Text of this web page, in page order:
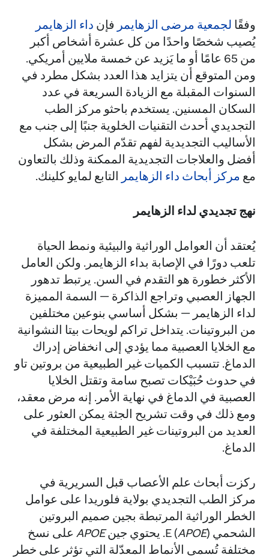
وفقًا لجمعية مرضى الزهايمر فإن داء الزهايمر
يُصيب شخصًا واحدًا من كل عشرة أشخاص أكبر
من 65 عامًا أو ما يَزيد عن خمسة ملايين أمريكي.
ومن المتوقع أن يتزايد هذا العدد بشكل مطرد في
السنوات المقبلة مع الزيادة السريعة في عدد
السكان المسنين. يستخدم باحثو مركز الطب
التجديدي أحدث التقنيات الخلوية جنبًا إلى جنب مع
الأساليب التجديدية لفهم تقدّم المرض بشكل
أفضل والعلاجات التجديدية الممكنة وذلك بالتعاون
مع مركز أبحاث داء الزهايمر التابع لمايو كلينك.
نهج تجديدي لداء الزهايمر
يُعتقد أن العوامل الوراثية والبيئية ونمط الحياة
تلعب دورًا في الإصابة بداء الزهايمر. ولكن العامل
الأكثر خطورة هو التقدم في السن. يرتبط تدهور
الجهاز العصبي وتراجع الذاكرة — السمة المميزة
لداء الزهايمر — بشكل أساسي بنوعين مختلفين
من البروتينات. يتداخل تراكم لويحات بيتا النشوانية
مع الخلايا العصبية مما يؤدي إلى انخفاض إدراك
الدماغ. تتسبب الكميات غير الطبيعية من بروتين تاو
في حدوث حُبَيْكات تصبح سامة وتقتل الخلايا
العصبية في الدماغ في نهاية الأمر. إنه مرض معقد،
ومع ذلك في وقت تشريح الجثة يمكن العثور على
العديد من البروتينات غير الطبيعية المختلفة في
الدماغ.
ركزت أبحاث علم الأعصاب قبل السريرية في
مركز الطب التجديدي بولاية فلوريدا على عوامل
الخطر الوراثية المرتبطة بجين صميم البروتين
الشحمي E ( APOE). يحتوي جين APOE على نسخ
مختلفة تُسمى الأنماط المعدّلة التي تؤثر على خطر